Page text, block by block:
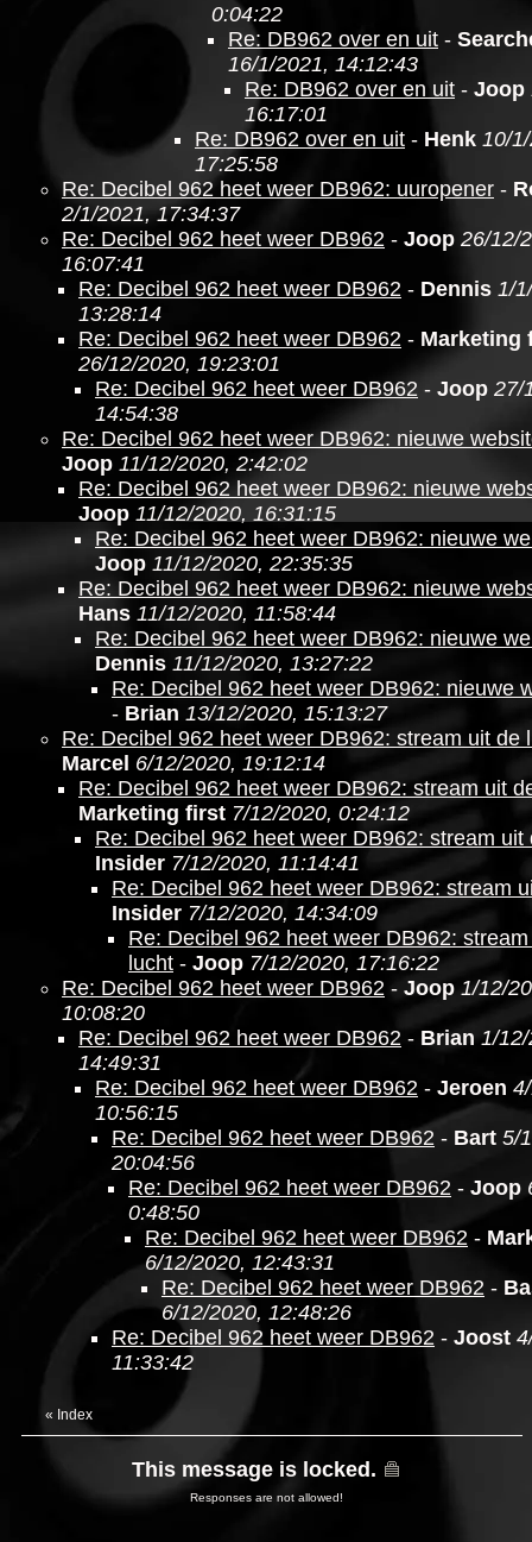
0:04:22
Re: DB962 over en uit -
16/1/2021, 14:12:43
Re: DB962 over en uit - Joop
16:17:01
Re: DB962 over en uit - Henk 10/
17:25:58
Re: Decibel 962 heet weer DB962: uuropener -
2/1/2021, 17:34:37
Re: Decibel 962 heet weer DB962 - Joop 26/12/
16:07:41
Re: Decibel 962 heet weer DB962 - Dennis 1/
13:28:14
Re: Decibel 962 heet weer DB962 - Marketing
26/12/2020, 19:23:01
Re: Decibel 962 heet weer DB962 - Joop 27/
14:54:38
Re: Decibel 962 heet weer DB962: nieuwe
Joop 11/12/2020, 2:42:02
Re: Decibel 962 heet weer DB962: nieuwe
Joop 11/12/2020, 16:31:15
Re: Decibel 962 heet weer DB962: nieuwe
Joop 11/12/2020, 22:35:35
Re: Decibel 962 heet weer DB962: nieuwe
Hans 11/12/2020, 11:58:44
Re: Decibel 962 heet weer DB962: nieuwe
Dennis 11/12/2020, 13:27:22
Re: Decibel 962 heet weer DB962: nieuwe
- Brian 13/12/2020, 15:13:27
Re: Decibel 962 heet weer DB962: stream uit de
Marcel 6/12/2020, 19:12:14
Re: Decibel 962 heet weer DB962: stream uit
Marketing first 7/12/2020, 0:24:12
Re: Decibel 962 heet weer DB962: stream uit
Insider 7/12/2020, 11:14:41
Re: Decibel 962 heet weer DB962: stream
Insider 7/12/2020, 14:34:09
Re: Decibel 962 heet weer DB962:
lucht - Joop 7/12/2020, 17:16:22
Re: Decibel 962 heet weer DB962 - Joop 1/12/
10:08:20
Re: Decibel 962 heet weer DB962 - Brian 1/
14:49:31
Re: Decibel 962 heet weer DB962 - Jeroen
10:56:15
Re: Decibel 962 heet weer DB962 - Bart 5/
20:04:56
Re: Decibel 962 heet weer DB962 - Joop
0:48:50
Re: Decibel 962 heet weer DB962 -
6/12/2020, 12:43:31
Re: Decibel 962 heet weer DB962 -
6/12/2020, 12:48:26
Re: Decibel 962 heet weer DB962 - Joost
11:33:42
« Index
This message is locked.
Responses are not allowed!